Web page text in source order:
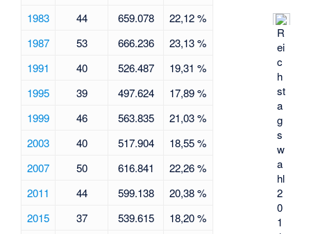
R
ei
c
h
st
a
g
s
w
a
hl
2
0
1
1983
44 659.078
22,12 %
1987
53 666.236
23,13 %
1991
40 526.487
19,31 %
1995
39 497.624
17,89 %
1999
46 563.835
21,03 %
2003
40 517.904
18,55 %
2007
50 616.841
22,26 %
2011
44 599.138
20,38 %
2015
37 539.615
18,20 %